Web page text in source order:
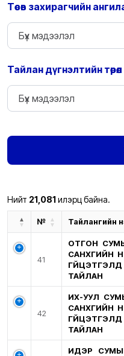
Төсөв захирагчийн
Тайлан дүгнэлтийн төрөл
Нийт 21,081илэрц байна.
№ Тайлангийн
41
ОТГОН
ТАЙЛАН
42
ИХ-УУЛ
ТАЙЛАН
ИДЭР